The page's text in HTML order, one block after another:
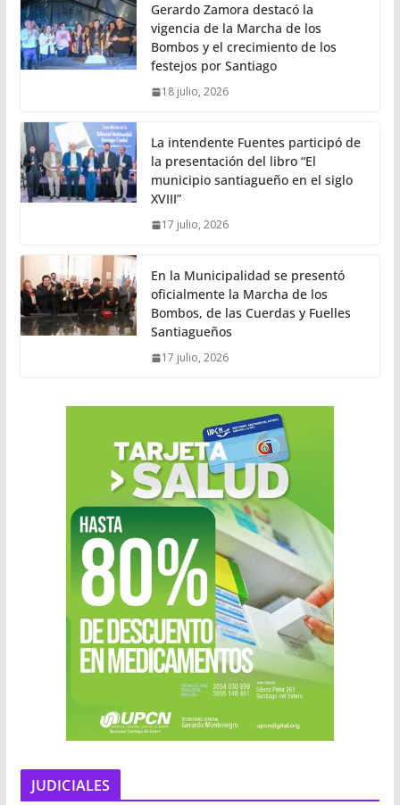
Gerardo Zamora destacó la
vigencia de la Marcha de los
Bombos y el crecimiento de los
festejos por Santiago
18 julio, 2026
La intendente Fuentes participó de
la presentación del libro “El
municipio santiagueño en el siglo
XVIII”
17 julio, 2026
En la Municipalidad se presentó
oficialmente la Marcha de los
Bombos, de las Cuerdas y Fuelles
Santiagueños
17 julio, 2026
JUDICIALES